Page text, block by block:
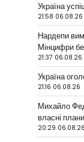
Україна
21:58 06.08.26
Нардепи
Мінцифри
21:37 06.08.26
Україна
21:16 06.08.26
Михайло
власні плани
20:29 06.08.26